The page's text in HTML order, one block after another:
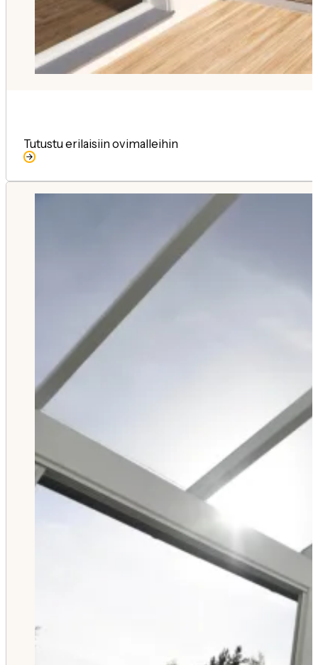
Tutustu erilaisiin ovimalleihin